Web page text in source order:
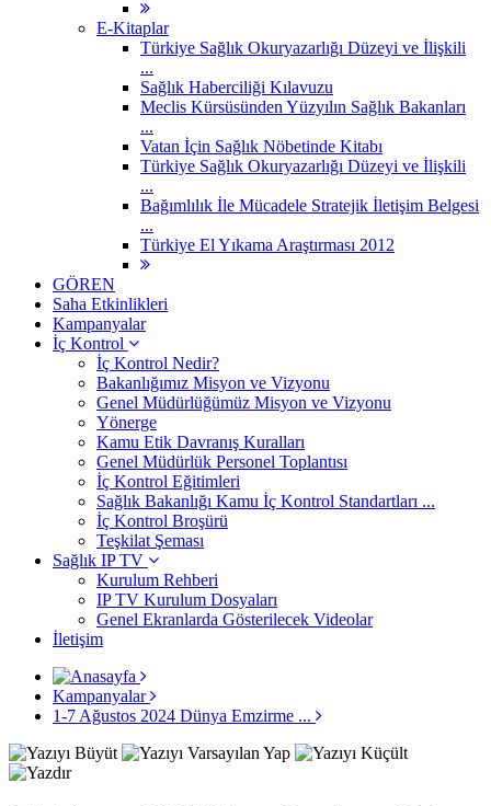
E-Kitaplar
Türkiye Sağlık Okuryazarlığı Düzeyi ve İlişkili
...
Sağlık Haberciliği Kılavuzu
Meclis Kürsüsünden Yüzyılın Sağlık Bakanları
...
Vatan İçin Sağlık Nöbetinde Kitabı
Türkiye Sağlık Okuryazarlığı Düzeyi ve İlişkili
...
Bağımlılık İle Mücadele Stratejik İletişim Belgesi
...
Türkiye El Yıkama Araştırması 2012
GÖREN
Saha Etkinlikleri
Kampanyalar
İç Kontrol
İç Kontrol Nedir?
Bakanlığımız Misyon ve Vizyonu
Genel Müdürlüğümüz Misyon ve Vizyonu
Yönerge
Kamu Etik Davranış Kuralları
Genel Müdürlük Personel Toplantısı
İç Kontrol Eğitimleri
Sağlık Bakanlığı Kamu İç Kontrol Standartları ...
İç Kontrol Broşürü
Teşkilat Şeması
Sağlık IP TV
Kurulum Rehberi
IP TV Kurulum Dosyaları
Genel Ekranlarda Gösterilecek Videolar
İletişim
Kampanyalar
1-7 Ağustos 2024 Dünya Emzirme ...